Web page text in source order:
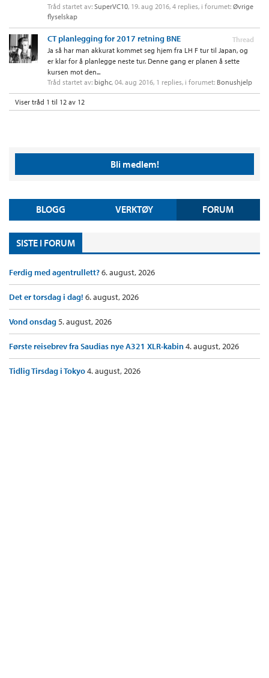
Tråd startet av: SuperVC10, 19. aug 2016, 4 replies, i forumet: Øvrige
flyselskap
Thread
CT planlegging for 2017 retning BNE
Ja så har man akkurat kommet seg hjem fra LH F tur til Japan, og
er klar for å planlegge neste tur. Denne gang er planen å sette
kursen mot den...
Tråd startet av: bighc, 04. aug 2016, 1 replies, i forumet: Bonushjelp
Viser tråd 1 til 12 av 12
Bli medlem!
BLOGG VERKTØY FORUM
SISTE I FORUM
Ferdig med agentrullett?6. august, 2026
Det er torsdag i dag! 6. august, 2026
Vond onsdag5. august, 2026
Første reisebrev fra Saudias nye A321 XLR-kabin4. august, 2026
Tidlig Tirsdag i Tokyo4. august, 2026